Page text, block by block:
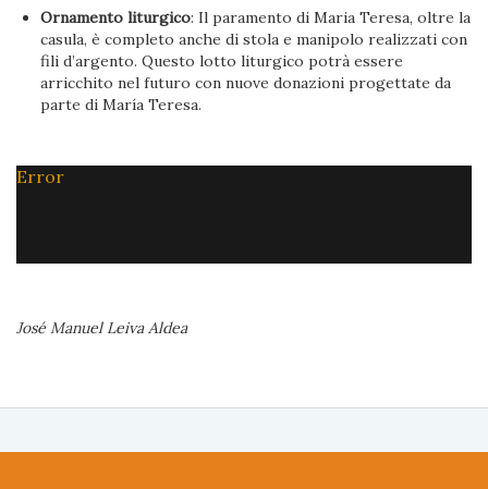
Ornamento liturgico: Il paramento di Maria Teresa, oltre la
casula, è completo anche di stola e manipolo realizzati con
fili d’argento. Questo lotto liturgico potrà essere
arricchito nel futuro con nuove donazioni progettate da
parte di María Teresa.
Error
José Manuel Leiva Aldea